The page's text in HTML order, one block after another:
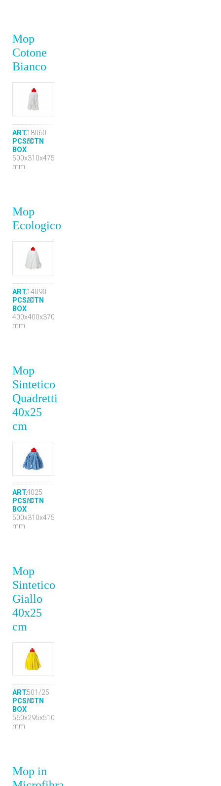
Mop
Cotone
Bianco
ART.18060
PCS/CTN
50
BOX
500x310x475
mm
Mop
Ecologico
ART.14090
PCS/CTN
24
BOX
400x400x370
mm
Mop
Sintetico
Quadretti
40x25
cm
ART.4025
PCS/CTN
50
BOX
500x310x475
mm
Mop
Sintetico
Giallo
40x25
cm
ART.501/25
PCS/CTN
50
BOX
560x295x510
mm
Mop in